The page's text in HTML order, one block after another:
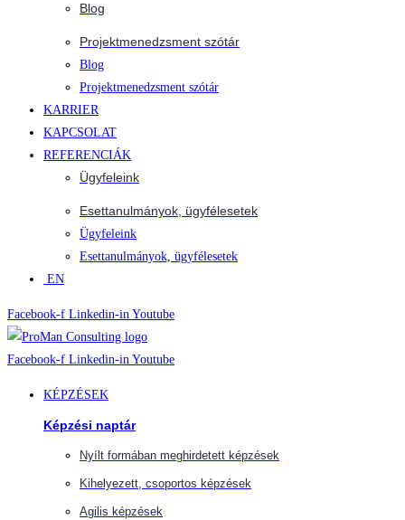
Blog
Projektmenedzsment szótár
Blog
Projektmenedzsment szótár
KARRIER
KAPCSOLAT
REFERENCIÁK
Ügyfeleink
Esettanulmányok, ügyfélesetek
Ügyfeleink
Esettanulmányok, ügyfélesetek
EN
Facebook-f Linkedin-in Youtube
Facebook-f Linkedin-in Youtube
KÉPZÉSEK
Képzési naptár
Nyílt formában meghirdetett képzések
Kihelyezett, csoportos képzések
Agilis képzések